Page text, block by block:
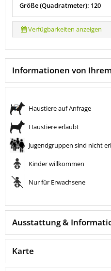
Größe (Quadratmeter): 120
Verfügbarkeiten anzeigen
Informationen von
Haustiere auf Anfrage
Haustiere erlaubt
Jugendgruppen sind nicht
Kinder willkommen
Nur für Erwachsene
Ausstattung &
Karte